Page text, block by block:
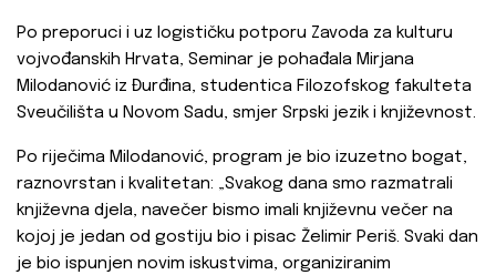
Po preporuci i uz logističku potporu Zavoda za kulturu
vojvođanskih Hrvata, Seminar je pohađala Mirjana
Milodanović iz Đurđina, studentica Filozofskog fakulteta
Sveučilišta u Novom Sadu, smjer Srpski jezik i književnost.
Po riječima Milodanović, program je bio izuzetno bogat,
raznovrstan i kvalitetan: „Svakog dana smo razmatrali
književna djela, navečer bismo imali književnu večer na
kojoj je jedan od gostiju bio i pisac Želimir Periš. Svaki dan
je bio ispunjen novim iskustvima, organiziranim